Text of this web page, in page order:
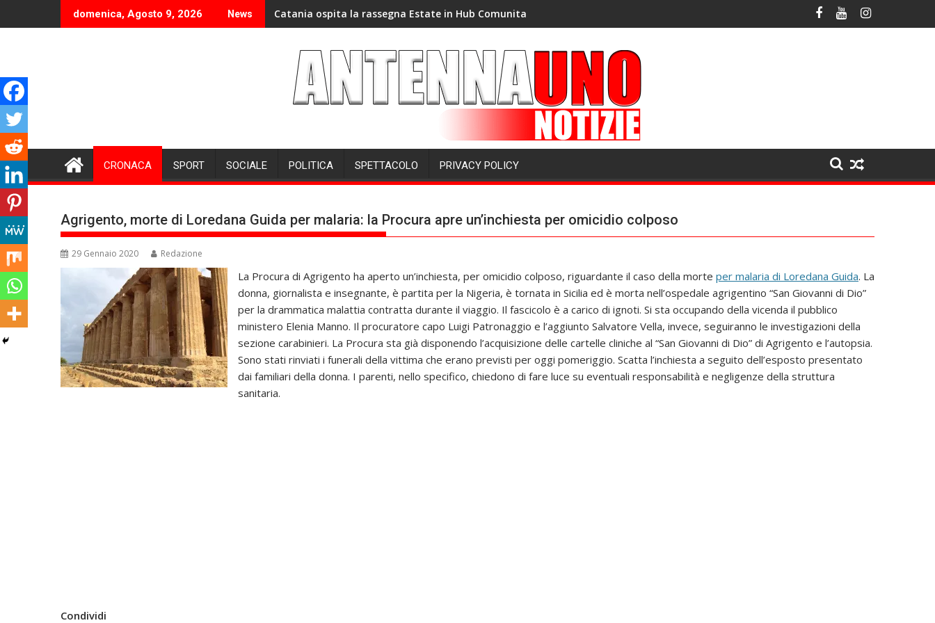
to
domenica, Agosto 9, 2026 News Catania ospita la rassegna Estate in Hub Comunita
CRONACA SPORT SOCIALE POLITICA SPETTACOLO PRIVACY POLICY
Agrigento, morte di Loredana Guida per malaria: la Procura apre un’inchiesta per omicidio colposo
29 Gennaio 2020 Redazione
La Procura di Agrigento ha aperto un’inchiesta, per omicidio colposo, riguardante il caso della morte per malaria di Loredana Guida. La
donna, giornalista e insegnante, è partita per la Nigeria, è tornata in Sicilia ed è morta nell’ospedale agrigentino “San Giovanni di Dio”
per la drammatica malattia contratta durante il viaggio. Il fascicolo è a carico di ignoti. Si sta occupando della vicenda il pubblico
ministero Elenia Manno. Il procuratore capo Luigi Patronaggio e l’aggiunto Salvatore Vella, invece, seguiranno le investigazioni della
sezione carabinieri. La Procura sta già disponendo l’acquisizione delle cartelle cliniche al “San Giovanni di Dio” di Agrigento e l’autopsia.
Sono stati rinviati i funerali della vittima che erano previsti per oggi pomeriggio. Scatta l’inchiesta a seguito dell’esposto presentato
dai familiari della donna. I parenti, nello specifico, chiedono di fare luce su eventuali responsabilità e negligenze della struttura
sanitaria.
Condividi